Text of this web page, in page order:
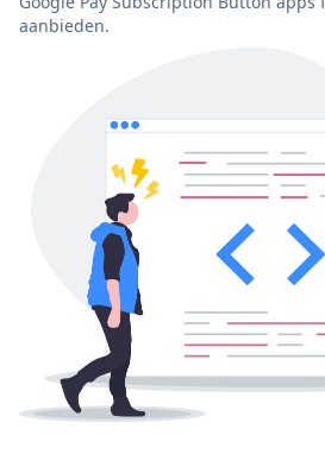
aanbieden.